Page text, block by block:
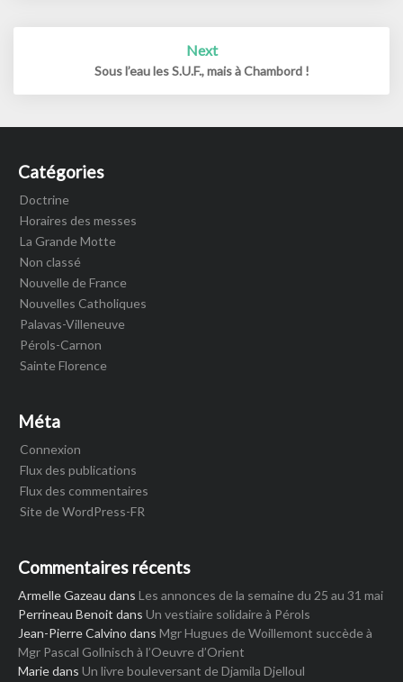
Next
Sous l’eau les S.U.F., mais à Chambord !
Catégories
Doctrine
Horaires des messes
La Grande Motte
Non classé
Nouvelle de France
Nouvelles Catholiques
Palavas-Villeneuve
Pérols-Carnon
Sainte Florence
Méta
Connexion
Flux des publications
Flux des commentaires
Site de WordPress-FR
Commentaires récents
Armelle Gazeau dans Les annonces de la semaine du 25 au 31 mai
Perrineau Benoit dans Un vestiaire solidaire à Pérols
Jean-Pierre Calvino dans Mgr Hugues de Woillemont succède à
Mgr Pascal Gollnisch à l’Oeuvre d’Orient
Mariedans Un livre bouleversant de Djamila Djelloul